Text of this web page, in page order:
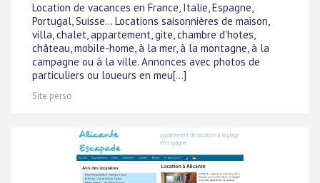
Location de vacances en France, Italie, Espagne,
Portugal, Suisse... Locations saisonnières de maison,
villa, chalet, appartement, gite, chambre d'hotes,
château, mobile-home, à la mer, à la montagne, à la
campagne ou à la ville. Annonces avec photos de
particuliers ou loueurs en meu[...]
Site perso